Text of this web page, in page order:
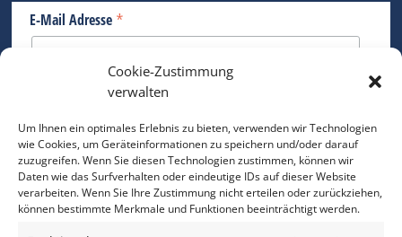
Cookie-Zustimmung
verwalten
Um Ihnen ein optimales Erlebnis zu bieten, verwenden wir Technologien
wie Cookies, um Geräteinformationen zu speichern und/oder darauf
zuzugreifen. Wenn Sie diesen Technologien zustimmen, können wir
Daten wie das Surfverhalten oder eindeutige IDs auf dieser Website
verarbeiten. Wenn Sie Ihre Zustimmung nicht erteilen oder zurückziehen,
können bestimmte Merkmale und Funktionen beeinträchtigt werden.
E-Mail Adresse *
Bitte geben Sie Ihre E-Mail Adresse ein.
*